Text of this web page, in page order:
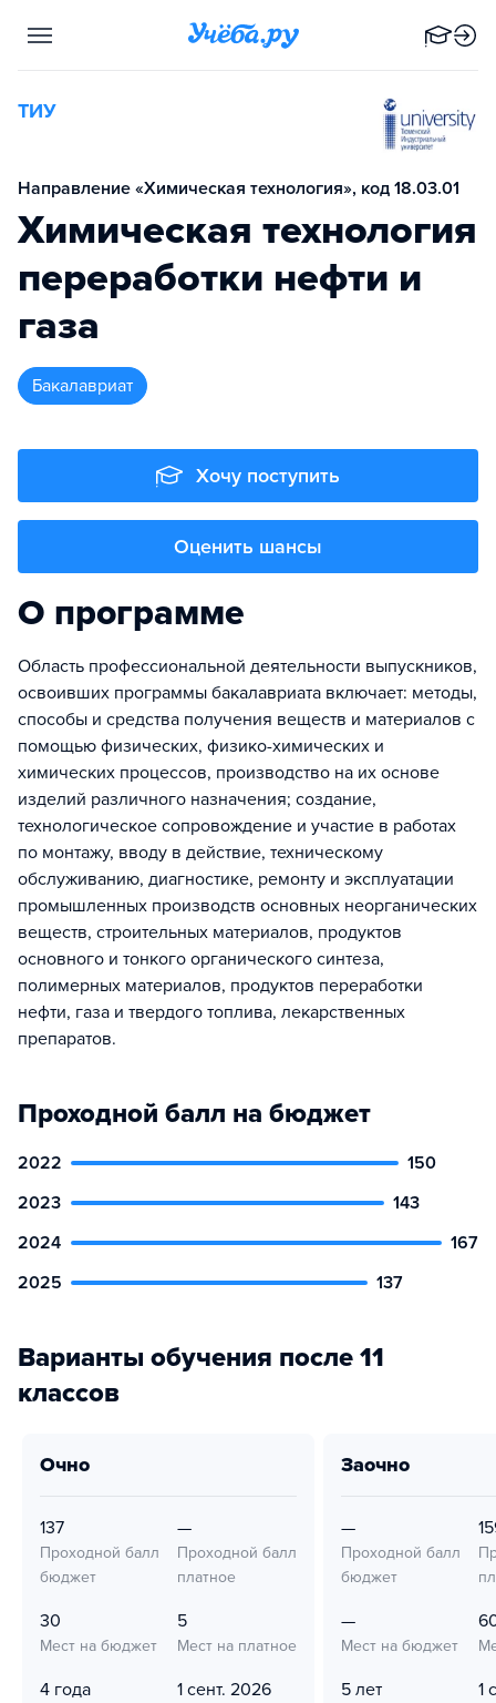
ТИУ
Направление «Химическая технология», код 18.03.01
Химическая технология
переработки нефти и
газа
бакалавриат
Хочу поступить
Оценить шансы
О программе
Область профессиональной деятельности выпускников,
освоивших программы бакалавриата включает: методы,
способы и средства получения веществ и материалов с
помощью физических, физико-химических и
химических процессов, производство на их основе
изделий различного назначения; создание,
технологическое сопровождение и участие в работах
по монтажу, вводу в действие, техническому
обслуживанию, диагностике, ремонту и эксплуатации
промышленных производств основных неорганических
веществ, строительных материалов, продуктов
основного и тонкого органического синтеза,
полимерных материалов, продуктов переработки
нефти, газа и твердого топлива, лекарственных
препаратов.
Проходной балл на бюджет
2022
150
2023
143
2024
167
2025
137
Варианты обучения после 11
классов
очно
137
Проходной балл
бюджет
—
Проходной балл
платное
30
Мест на бюджет
5
Мест на платное
4 года 1 сент. 2026
заочно
—
Проходной балл
бюджет
—
Мест на бюджет
5 лет 1